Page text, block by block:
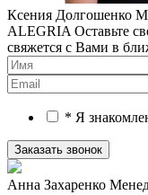
Ксения Долгошенко
ALEGRIA Оставьте
свяжется с Вами в
* Я
Анна Захаренко